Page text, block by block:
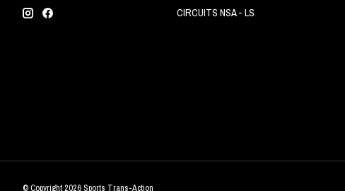
CIRCUITS NSA - LS
© Copyright 2026 Sports Trans-Action